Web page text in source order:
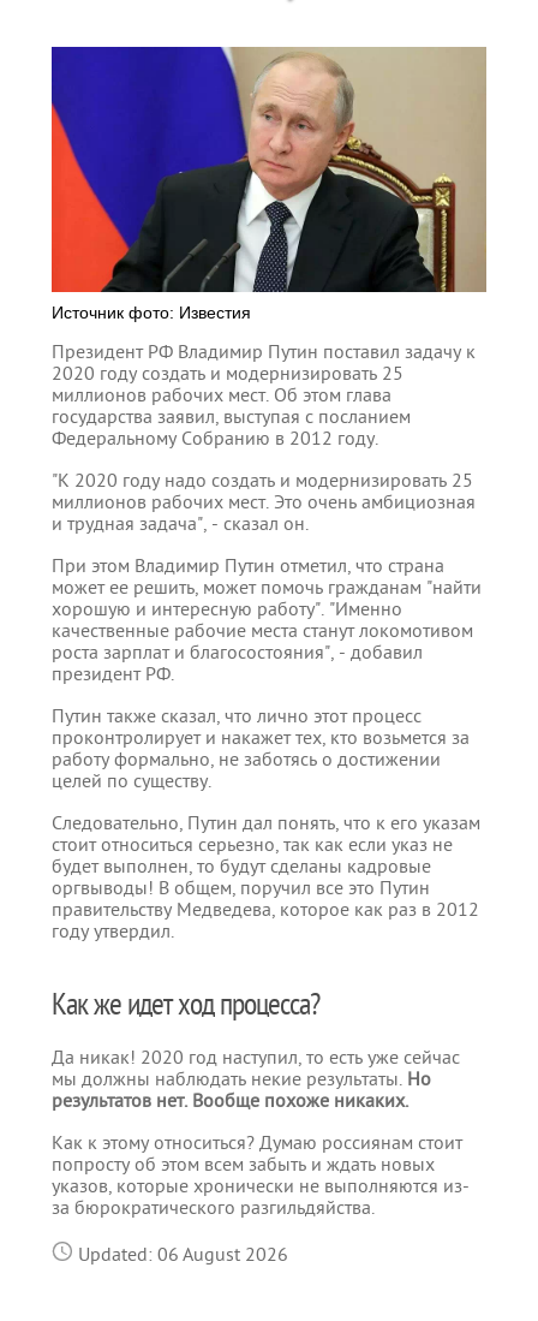
Источник фото: Известия
Президент РФ Владимир Путин поставил задачу к
2020 году создать и модернизировать 25
миллионов рабочих мест. Об этом глава
государства заявил, выступая с посланием
Федеральному Собранию в 2012 году.
"К 2020 году надо создать и модернизировать 25
миллионов рабочих мест. Это очень амбициозная
и трудная задача", - сказал он.
При этом Владимир Путин отметил, что страна
может ее решить, может помочь гражданам "найти
хорошую и интересную работу". "Именно
качественные рабочие места станут локомотивом
роста зарплат и благосостояния", - добавил
президент РФ.
Путин также сказал, что лично этот процесс
проконтролирует и накажет тех, кто возьмется за
работу формально, не заботясь о достижении
целей по существу.
Следовательно, Путин дал понять, что к его указам
стоит относиться серьезно, так как если указ не
будет выполнен, то будут сделаны кадровые
оргвыводы! В общем, поручил все это Путин
правительству Медведева, которое как раз в 2012
году утвердил.
Как же идет ход процесса?
Да никак! 2020 год наступил, то есть уже сейчас
мы должны наблюдать некие результаты. Но
результатов нет. Вообще похоже никаких.
Как к этому относиться? Думаю россиянам стоит
попросту об этом всем забыть и ждать новых
указов, которые хронически не выполняются из-
за бюрократического разгильдяйства.
Updated: 06 August 2026